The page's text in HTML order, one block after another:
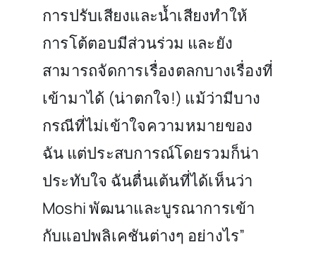
การปรับเสียงและน้ำเสียงทำให้
การโต้ตอบมีส่วนร่วม และยัง
สามารถจัดการเรื่องตลกบางเรื่องที่
เข้ามาได้ (น่าตกใจ!) แม้ว่ามีบาง
กรณีที่ไม่เข้าใจความหมายของ
ฉัน แต่ประสบการณ์โดยรวมก็น่า
ประทับใจ ฉันตื่นเต้นที่ได้เห็นว่า
Moshi พัฒนาและบูรณาการเข้า
กับแอปพลิเคชันต่างๆ อย่างไร”